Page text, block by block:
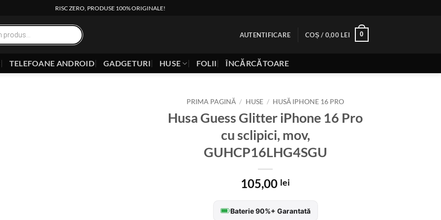
RISC ZERO, PRODUSE 100% ORIGINALE!
AUTENTIFICARE COȘ / 0,00 LEI 0
TELEFOANE ANDROID GADGETURI HUSE FOLII ÎNCĂRCĂTOARE
PRIMA PAGINĂ / HUSE / HUSĂ IPHONE 16 PRO
Husa Guess Glitter iPhone 16 Pro
cu sclipici, mov,
GUHCP16LHG4SGU
105,00 lei
Baterie 90%+ Garantată